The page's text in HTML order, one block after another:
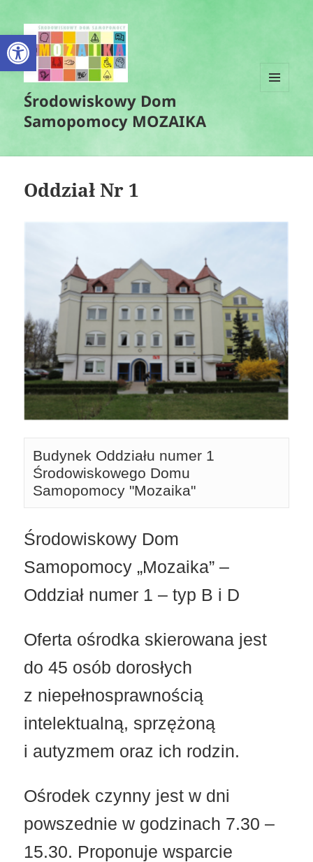
Otwórz pasek narzędzi
Środowiskowy Dom
Samopomocy MOZAIKA
Oddział Nr 1
Budynek Oddziału numer 1
Środowiskowego Domu
Samopomocy "Mozaika"
Środowiskowy Dom
Samopomocy „Mozaika” –
Oddział numer 1 – typ B i D
Oferta ośrodka skierowana jest
do 45 osób dorosłych
z niepełnosprawnością
intelektualną, sprzężoną
i autyzmem oraz ich rodzin.
Ośrodek czynny jest w dni
powszednie w godzinach 7.30 –
15.30. Proponuje wsparcie